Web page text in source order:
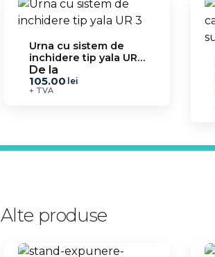
Urna cu sistem de
inchidere tip yala UR
3De la
105.00 lei
+ TVA
Alte produse